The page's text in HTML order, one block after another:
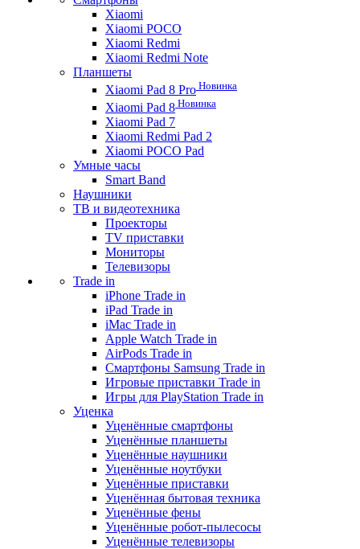
Xiaomi
Xiaomi POCO
Xiaomi Redmi
Xiaomi Redmi Note
Планшеты
Xiaomi Pad 8 Pro Новинка
Xiaomi Pad 8 Новинка
Xiaomi Pad 7
Xiaomi Redmi Pad 2
Xiaomi POCO Pad
Умные часы
Smart Band
Наушники
ТВ и видеотехника
Проекторы
TV приставки
Мониторы
Телевизоры
Trade in
iPhone Trade in
iPad Trade in
iMac Trade in
Apple Watch Trade in
AirPods Trade in
Смартфоны Samsung Trade in
Игровые приставки Trade in
Игры для PlayStation Trade in
Уценка
Уценённые смартфоны
Уценённые планшеты
Уценённые наушники
Уценённые ноутбуки
Уценённые приставки
Уценённая бытовая техника
Уценённые фены
Уценённые робот-пылесосы
Уценённые телевизоры